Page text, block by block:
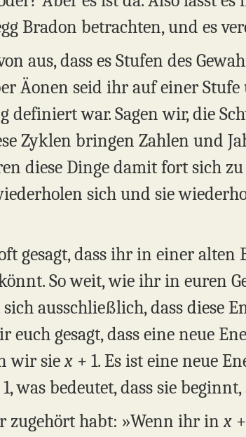
Bradon betrachten, und es
aus, dass es Stufen des
Äonen seid ihr auf einer Stufe
definiert war. Sagen wir, die
Zyklen bringen Zahlen und
diese Dinge damit fort sich
sich und sie
gesagt, dass ihr in einer alten
So weit, wie ihr in euren
ausschließlich, dass diese
gesagt, dass eine neue
wir siex + 1. Es ist eine neue
1, was bedeutet, dass sie
zugehört habt: »Wenn ihr inx